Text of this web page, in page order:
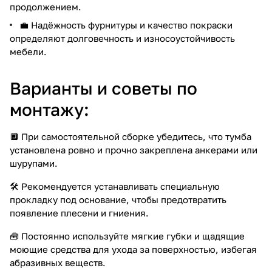
продолжением.
💼 Надёжность фурнитуры и качество покраски
определяют долговечность и износоустойчивость
мебели.
Варианты и советы по
монтажу:
🔲 При самостоятельной сборке убедитесь, что тумба
установлена ровно и прочно закреплена анкерами или
шурупами.
🛠️ Рекомендуется устанавливать специальную
прокладку под основание, чтобы предотвратить
появление плесени и гниения.
🧰 Постоянно используйте мягкие губки и щадящие
моющие средства для ухода за поверхностью, избегая
абразивных веществ.